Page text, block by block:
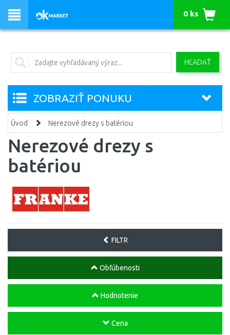
HĽADAŤ
0 ks
ZOBRAZIŤ PONUKU
Úvod Nerezové drezy s batériou
Nerezové drezy s
batériou
FILTR
Obľúbenosti
Hodnotenie
Cena